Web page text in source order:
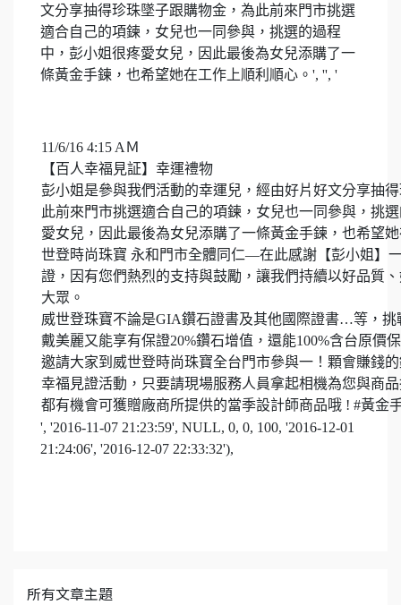
文分享抽得珍珠墜子跟購物金，為此前來門市挑選
適合自己的項鍊，女兒也一同參與，挑選的過程
中，彭小姐很疼愛女兒，因此最後為女兒添購了一
條黃金手鍊，也希望她在工作上順利順心。', '', '
11/6/16 4:15 AＭ
【百人幸福見証】幸運禮物
彭小姐是參與我們活動的幸運兒，經由好片好文分享抽
此前來門市挑選適合自己的項鍊，女兒也一同參與，挑
愛女兒，因此最後為女兒添購了一條黃金手鍊，也希望
世登時尚珠寶 永和門市全體同仁—在此感謝【彭小姐】
證，因有您們熱烈的支持與鼓勵，讓我們持續以好品質
大眾。
威世登珠寶不論是GIA鑽石證書及其他國際證書…等，挑
戴美麗又能享有保證20%鑽石增值，還能100%含台原價
邀請大家到威世登時尚珠寶全台門市參與一！顆會賺錢
幸福見證活動，只要請現場服務人員拿起相機為您與商
都有機會可獲贈廠商所提供的當季設計師商品哦 ! #黃金
', '2016-11-07 21:23:59', NULL, 0, 0, 100, '2016-12-01
21:24:06', '2016-12-07 22:33:32'),
所有文章主題